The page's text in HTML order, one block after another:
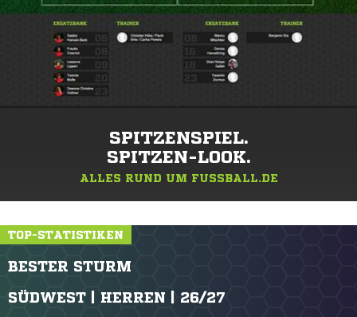
SPITZENSPIEL.
SPITZEN-LOOK.
ALLES RUND UM FUSSBALL.DE
TOP-STATISTIKEN
BESTER STURM
SÜDWEST | HERREN | 26/27